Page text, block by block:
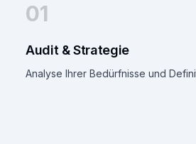
01
Audit & Strategie
Analyse Ihrer Bedürfnisse und